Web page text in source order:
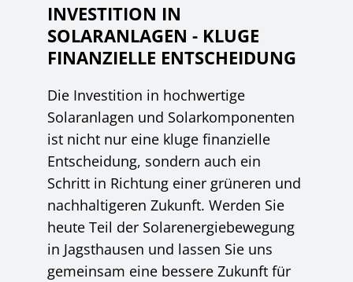
INVESTITION IN
SOLARANLAGEN - KLUGE
FINANZIELLE ENTSCHEIDUNG
Die Investition in hochwertige
Solaranlagen und Solarkomponenten
ist nicht nur eine kluge finanzielle
Entscheidung, sondern auch ein
Schritt in Richtung einer grüneren und
nachhaltigeren Zukunft. Werden Sie
heute Teil der Solarenergiebewegung
in Jagsthausen und lassen Sie uns
gemeinsam eine bessere Zukunft für